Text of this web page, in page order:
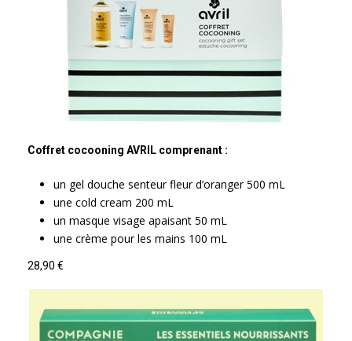
Coffret cocooning AVRIL comprenant :
un gel douche senteur fleur d’oranger 500 mL
une cold cream 200 mL
un masque visage apaisant 50 mL
une crème pour les mains 100 mL
28,90 €